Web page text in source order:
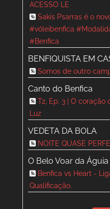
ACESSO LE
Sakis Psarras é o
#vóleibenfica
#Benfica
BENFIQUISTA EM
Somos de outro
Canto do Benfica
T2, Ep. 3 | O coração
Luz
VEDETA DA BOLA
NOITE QUASE
O Belo Voar da Águia
Benfica vs Heart -
Qualificação.